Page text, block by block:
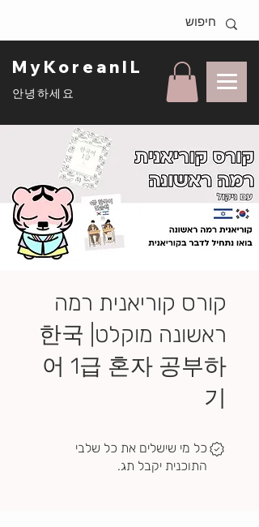
MyKoreanIL
안녕하세요
קורס קוריאנית רמה
ראשונה מוקלט| 한국
어 1급 혼자 공부하
기
כל מי שישלים את כל שלבי
התוכנית יקבל תג.